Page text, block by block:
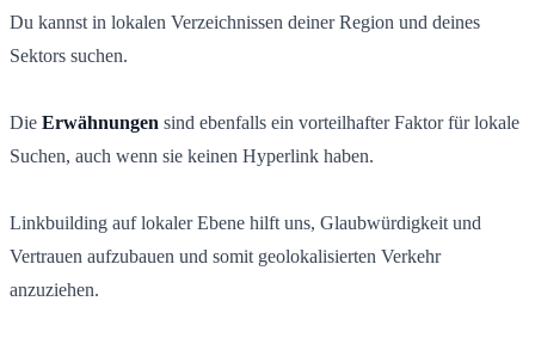
Du kannst in lokalen Verzeichnissen deiner Region und deines
Sektors suchen.
Die Erwähnungen sind ebenfalls ein vorteilhafter Faktor für lokale
Suchen, auch wenn sie keinen Hyperlink haben.
Linkbuilding auf lokaler Ebene hilft uns, Glaubwürdigkeit und
Vertrauen aufzubauen und somit geolokalisierten Verkehr
anzuziehen.